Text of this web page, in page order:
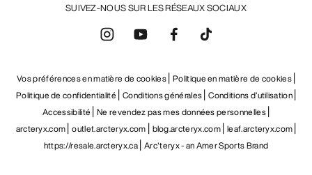
SUIVEZ-NOUS SUR LES RÉSEAUX SOCIAUX
Vos préférences en matière de cookies Politique en matière de cookies
Politique de confidentialité Conditions générales Conditions d’utilisation
Accessibilité Ne revendez pas mes données personnelles
arcteryx.com outlet.arcteryx.com blog.arcteryx.com leaf.arcteryx.com
https://resale.arcteryx.ca Arc'teryx - an Amer Sports Brand